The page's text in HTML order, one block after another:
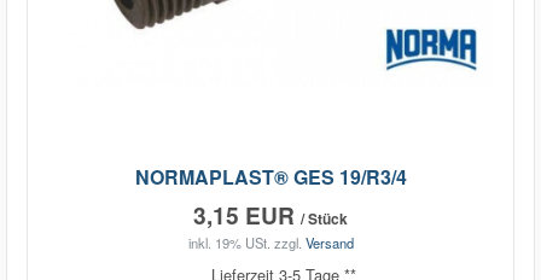
NORMAPLAST® GES 19/R3/4
3,15 EUR / Stück
inkl. 19% USt. zzgl. Versand
Lieferzeit 3-5 Tage **